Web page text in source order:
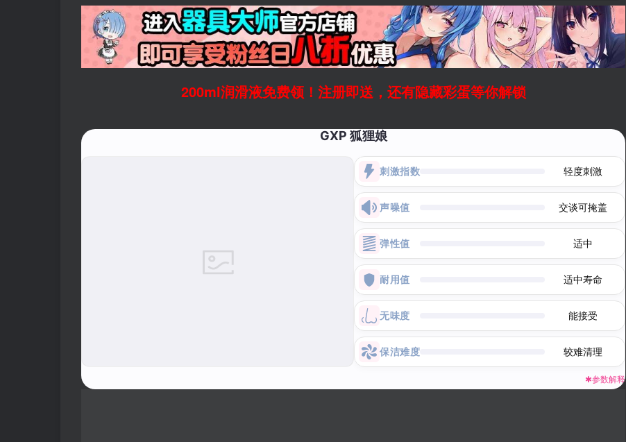
200ml润滑液免费领！注册即送，还有隐藏彩蛋等你解锁
GXP 狐狸娘
刺激指数 轻度刺激
声噪值 交谈可掩盖
弹性值 适中
耐用值 适中寿命
无味度 能接受
保洁难度 较难清理
✱参数解释